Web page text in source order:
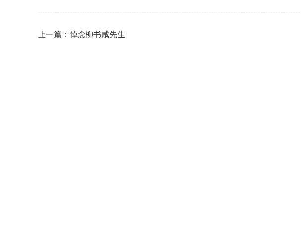
上一篇：悼念柳书咸先生